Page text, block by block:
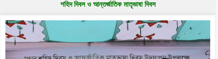
শহিদ দিবস ও আন্তর্জাতিক মাতৃভাষা দিবস